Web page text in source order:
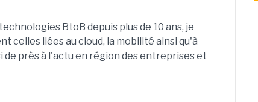
BtoB depuis plus de 10 ans, je
celles liées au cloud, la mobilité ainsi qu'à
près à l'actu en région des entreprises et